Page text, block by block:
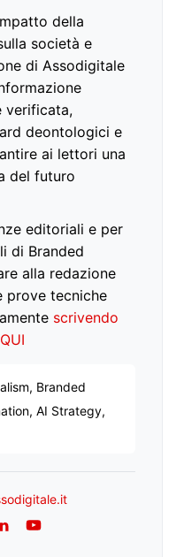
della
società e
di Assodigitale
verificata,
deontologici e
ai lettori una
del futuro
editoriali e per
di Branded
alla redazione
prove tecniche
scrivendo
Branded
AI Strategy,
LinkedInYouTube